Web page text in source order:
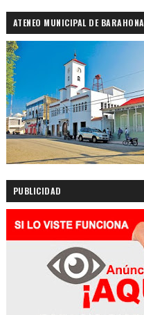
ATENEO MUNICIPAL DE BARAHONA
PUBLICIDAD